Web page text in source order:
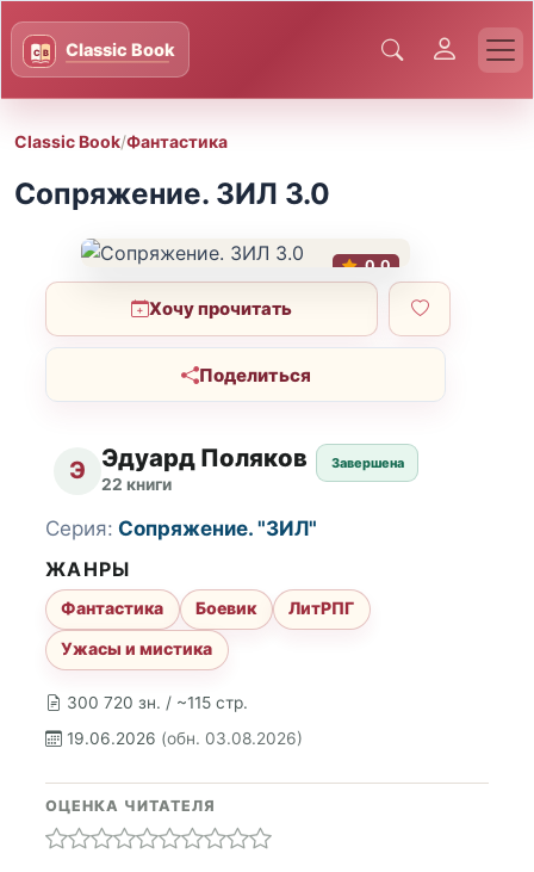
Classic Book/Фантастика
Сопряжение. ЗИЛ 3.0
0.0
Хочу прочитать
Поделиться
Э Эдуард Поляков
22 книги
Завершена
300 720 зн. / ~115 стр.
19.06.2026 (обн. 03.08.2026)
Серия: Сопряжение. "ЗИЛ"
ЖАНРЫ
Фантастика Боевик
ЛитРПГ
Ужасы и мистика
ОЦЕНКА ЧИТАТЕЛЯ